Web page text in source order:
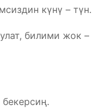
күнү – түн.
билими жок –